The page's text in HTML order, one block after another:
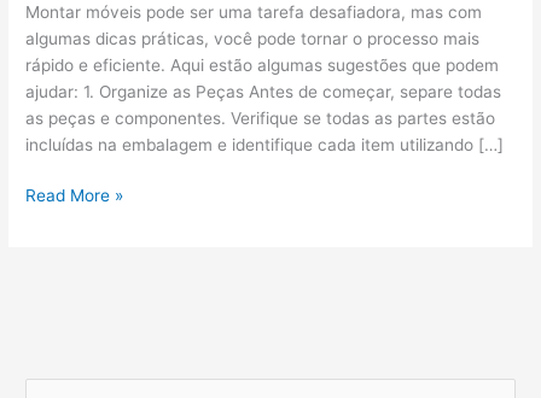
Montar móveis pode ser uma tarefa desafiadora, mas com
algumas dicas práticas, você pode tornar o processo mais
rápido e eficiente. Aqui estão algumas sugestões que podem
ajudar: 1. Organize as Peças Antes de começar, separe todas
as peças e componentes. Verifique se todas as partes estão
incluídas na embalagem e identifique cada item utilizando […]
Dicas
Read More »